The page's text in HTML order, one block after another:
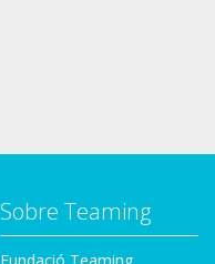
Sobre Teaming